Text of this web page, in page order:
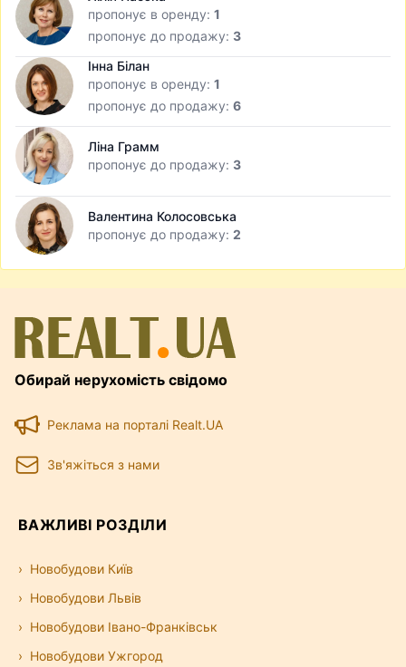
пропонує в оренду: 1
пропонує до продажу: 3
Інна Білан
пропонує в оренду: 1
пропонує до продажу: 6
Ліна Грамм
пропонує до продажу: 3
Валентина Колосовська
пропонує до продажу: 2
Обирай нерухомість свідомо
Реклама на порталі Realt.UA
Зв'яжіться з нами
ВАЖЛИВІ РОЗДІЛИ
Новобудови Київ
Новобудови Львів
Новобудови Івано-Франківськ
Новобудови Ужгород